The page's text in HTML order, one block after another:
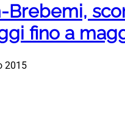
Brebemi,
fino a
2015